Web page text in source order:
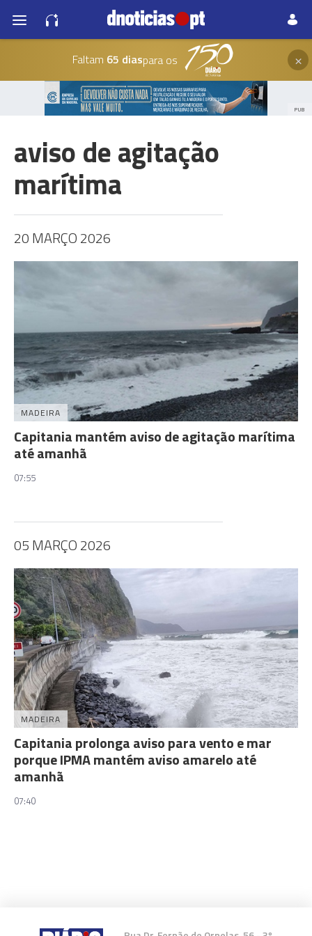
Faltam 65 diaspara os ×
PUB
aviso de agitação
marítima
20 MARÇO 2026
MADEIRA
Capitania mantém aviso de agitação marítima
até amanhã
07:55
05 MARÇO 2026
MADEIRA
Capitania prolonga aviso para vento e mar
porque IPMA mantém aviso amarelo até
amanhã
07:40